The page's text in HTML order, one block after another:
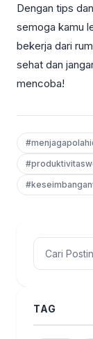
Dengan tips
semoga kamu
bekerja dari
sehat dan
mencoba!
TAG